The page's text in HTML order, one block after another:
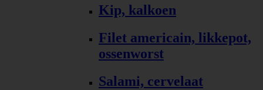
Kip, kalkoen
Filet americain, likkepot,
ossenworst
Salami, cervelaat